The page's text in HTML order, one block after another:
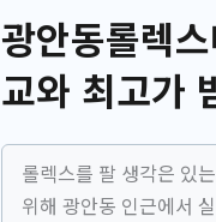
광안동롤렉
교와 최고가
롤렉스를 팔 생각은 있
위해 광안동 인근에서